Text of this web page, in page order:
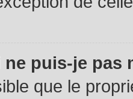
puis-je pas
que le